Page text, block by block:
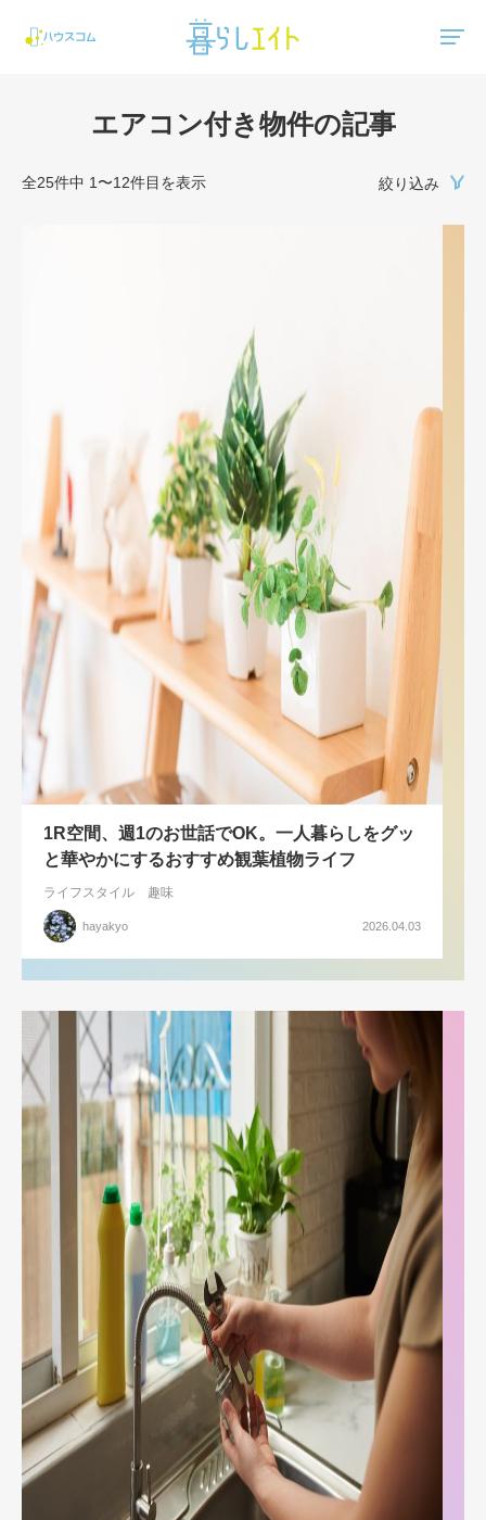
エアコン付き物件の記事
全25件中 1〜12件目を表示 絞り込み
1R空間、週1のお世話でOK。一人暮らしをグッ
と華やかにするおすすめ観葉植物ライフ
ライフスタイル 趣味
hayakyo 2026.04.03